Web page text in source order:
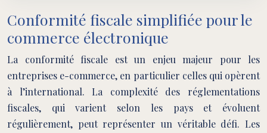
Conformité fiscale simplifiée pour le
commerce électronique
La conformité fiscale est un enjeu majeur pour les
entreprises e-commerce, en particulier celles qui opèrent
à l’international. La complexité des réglementations
fiscales, qui varient selon les pays et évoluent
régulièrement, peut représenter un véritable défi. Les